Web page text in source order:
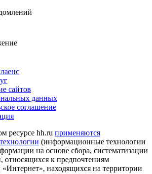
сайтов
данных
соглашение
ресурсе hh.ru применяются
(информационные технологии
на основе сбора, систематизации
относящихся к предпочтениям
«Интернет», находящихся на территории